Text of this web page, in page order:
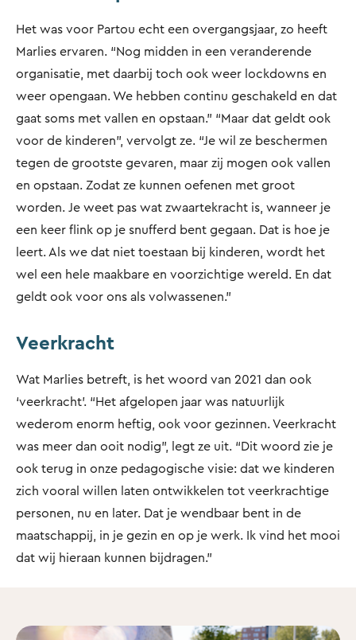
Het was voor Partou echt een overgangsjaar, zo heeft
Marlies ervaren. “Nog midden in een veranderende
organisatie, met daarbij toch ook weer lockdowns en
weer opengaan. We hebben continu geschakeld en dat
gaat soms met vallen en opstaan.” “Maar dat geldt ook
voor de kinderen”, vervolgt ze. “Je wil ze beschermen
tegen de grootste gevaren, maar zij mogen ook vallen
en opstaan. Zodat ze kunnen oefenen met groot
worden. Je weet pas wat zwaartekracht is, wanneer je
een keer flink op je snufferd bent gegaan. Dat is hoe je
leert. Als we dat niet toestaan bij kinderen, wordt het
wel een hele maakbare en voorzichtige wereld. En dat
geldt ook voor ons als volwassenen.”
Veerkracht
Wat Marlies betreft, is het woord van 2021 dan ook
‘veerkracht’. “Het afgelopen jaar was natuurlijk
wederom enorm heftig, ook voor gezinnen. Veerkracht
was meer dan ooit nodig”, legt ze uit. “Dit woord zie je
ook terug in onze pedagogische visie: dat we kinderen
zich vooral willen laten ontwikkelen tot veerkrachtige
personen, nu en later. Dat je wendbaar bent in de
maatschappij, in je gezin en op je werk. Ik vind het mooi
dat wij hieraan kunnen bijdragen.”